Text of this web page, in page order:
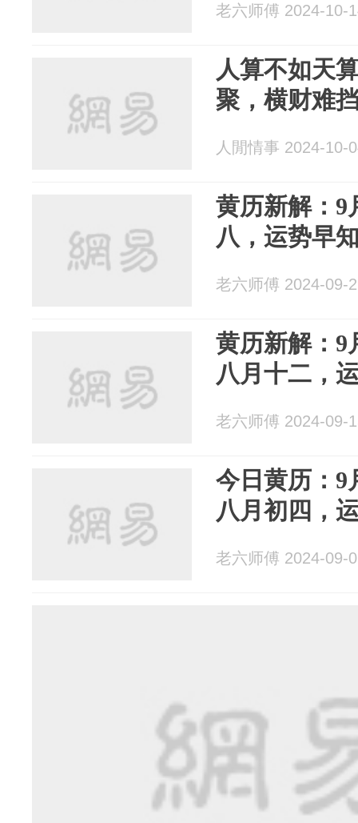
老六师傅 2024-10-
人算不如天
聚，横财难
人閒情事 2024-10-
黄历新解：9
八，运势早
老六师傅 2024-09-
黄历新解：9
八月十二，
老六师傅 2024-09-
今日黄历：9
八月初四，
老六师傅 2024-09-